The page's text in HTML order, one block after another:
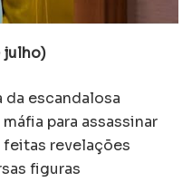
julho)
escandalosa
para assassinar
feitas revelações
figuras